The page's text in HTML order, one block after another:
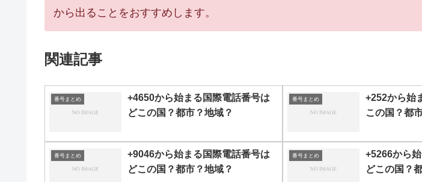
から出ることをおすすめします。
関連記事
番号まとめ
+4650から始まる国際電話番号は
どこの国？都市？地域？
番号まとめ
+252から始
この国？都
番号まとめ
+9046から始まる国際電話番号は
どこの国？都市？地域？
番号まとめ
+5266から
どこの国？